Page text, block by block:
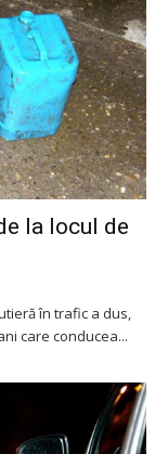
la locul de
în trafic a dus,
care conducea...